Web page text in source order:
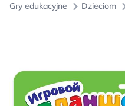
Gry edukacyjne Dzieciom